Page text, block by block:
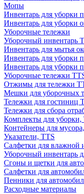
Мопы
Инвентарь для уборки
Инвентарь для уборки
Уборочные тележки
Уборочный инвентарь
Инвентарь для мытья
Инвентарь для уборки
Инвентарь для уборки
Уборочные тележки
Отжимы для тележки
Мешки для уборочных
Тележки для гостиниц
Тележки для сбора
Комплекты для уборки,
Контейнеры для
Указатели, TTS
Салфетки для влажной
Уборочный инвентарь
Сгоны и щетки для
Салфетки для
Пенники для
Расходные материалы